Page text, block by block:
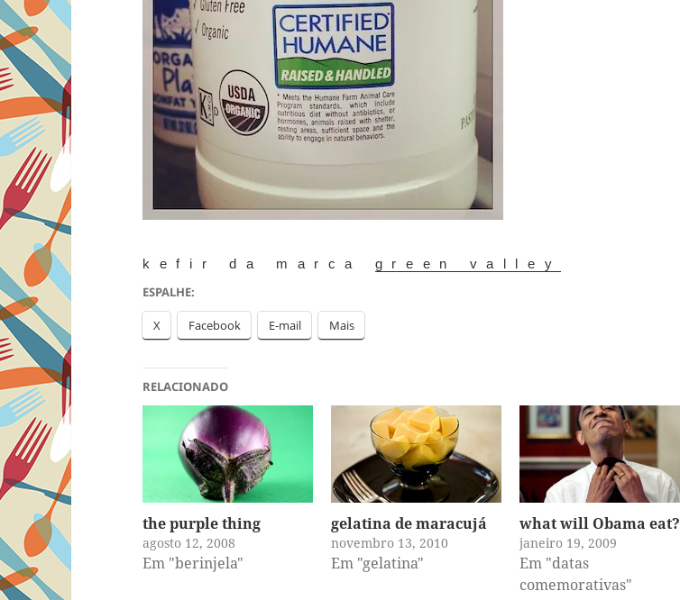
kefir da marca green valley
ESPALHE:
X Facebook E-mail Mais
RELACIONADO
the purple thing
agosto 12, 2008
Em "berinjela"
gelatina de maracujá
novembro 13, 2010
Em "gelatina"
what will Obama eat?
janeiro 19, 2009
Em "datas
comemorativas"